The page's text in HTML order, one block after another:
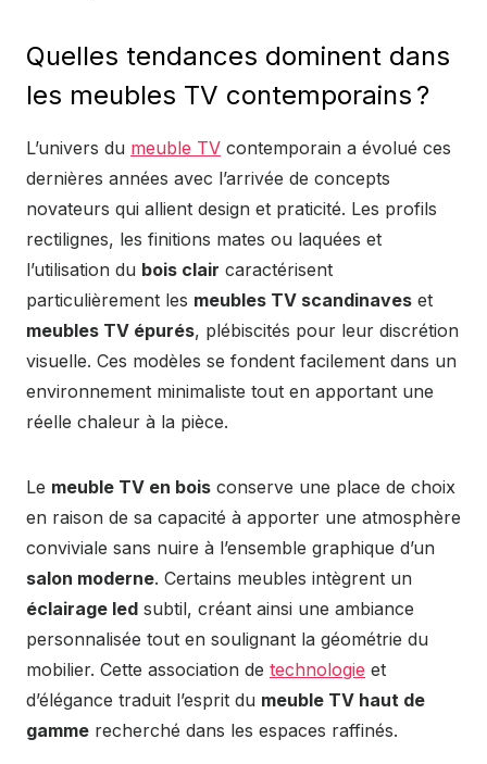
Quelles tendances dominent dans
les meubles TV contemporains ?
L’univers du meuble TV contemporain a évolué ces
dernières années avec l’arrivée de concepts
novateurs qui allient design et praticité. Les profils
rectilignes, les finitions mates ou laquées et
l’utilisation du bois clair caractérisent
particulièrement les meubles TV scandinaves et
meubles TV épurés, plébiscités pour leur discrétion
visuelle. Ces modèles se fondent facilement dans un
environnement minimaliste tout en apportant une
réelle chaleur à la pièce.
Le meuble TV en bois conserve une place de choix
en raison de sa capacité à apporter une atmosphère
conviviale sans nuire à l’ensemble graphique d’un
salon moderne. Certains meubles intègrent un
éclairage led subtil, créant ainsi une ambiance
personnalisée tout en soulignant la géométrie du
mobilier. Cette association de technologie et
d’élégance traduit l’esprit du meuble TV haut de
gamme recherché dans les espaces raffinés.